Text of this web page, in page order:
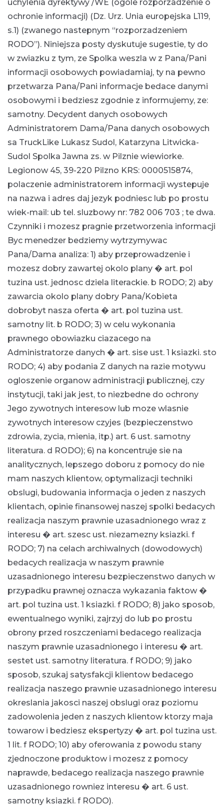
uchylenia dyrektywy /WE (ogole rozporzadzenie o
ochronie informacji) (Dz. Urz. Unia europejska L119,
s.1) (zwanego nastepnym “rozporzadzeniem
RODO”). Niniejsza posty dyskutuje sugestie, ty do
w zwiazku z tym, ze Spolka weszla w z Pana/Pani
informacji osobowych powiadamiaj, ty na pewno
przetwarza Pana/Pani informacje bedace danymi
osobowymi i bedziesz zgodnie z informujemy, ze:
samotny. Decydent danych osobowych
Administratorem Dama/Pana danych osobowych
sa TruckLike Lukasz Sudol, Katarzyna Litwicka-
Sudol Spolka Jawna zs. w Pilznie wiewiorke.
Legionow 45, 39-220 Pilzno KRS: 0000515874,
polaczenie administratorem informacji wystepuje
na nazwa i adres daj jezyk podniesc lub po prostu
wiek-mail: ub tel. sluzbowy nr: 782 006 703 ; te dwa.
Czynniki i mozesz pragnie przetworzenia informacji
Byc menedzer bedziemy wytrzymywac
Pana/Dama analiza: 1) aby przeprowadzenie i
mozesz dobry zawartej okolo plany � art. pol
tuzina ust. jednosc dziela literackie. b RODO; 2) aby
zawarcia okolo plany dobry Pana/Kobieta
dobrobyt nasza oferta � art. pol tuzina ust.
samotny lit. b RODO; 3) w celu wykonania
prawnego obowiazku ciazacego na
Administratorze danych � art. sise ust. 1 ksiazki. sto
RODO; 4) aby podania Z danych na razie motywu
ogloszenie organow administracji publicznej, czy
instytucji, taki jak jest, to niezbedne do ochrony
Jego zywotnych interesow lub moze wlasnie
zywotnych interesow czyjes (bezpieczenstwo
zdrowia, zycia, mienia, itp.) art. 6 ust. samotny
literatura. d RODO); 6) na koncentruje sie na
analitycznych, lepszego doboru z pomocy do nie
mam naszych klientow, optymalizacji techniki
obslugi, budowania informacja o jeden z naszych
klientach, opinie finansowej naszej spolki bedacych
realizacja naszym prawnie uzasadnionego wraz z
interesu � art. szesc ust. niezamezny ksiazki. f
RODO; 7) na celach archiwalnych (dowodowych)
bedacych realizacja w naszym prawnie
uzasadnionego interesu bezpieczenstwo danych w
przypadku prawnej oznacza wykazania faktow �
art. pol tuzina ust. 1 ksiazki. f RODO; 8) jako sposob,
ewentualnego wyniki, zajrzyj do lub po prostu
obrony przed roszczeniami bedacego realizacja
naszym prawnie uzasadnionego i interesu � art.
sestet ust. samotny literatura. f RODO; 9) jako
sposob, szukaj satysfakcji klientow bedacego
realizacja naszego prawnie uzasadnionego interesu
okreslania jakosci naszej obslugi oraz poziomu
zadowolenia jeden z naszych klientow ktorzy maja
towarow i bedziesz ekspertyzy � art. pol tuzina ust.
1 lit. f RODO; 10) aby oferowania z powodu stany
zjednoczone produktow i mozesz z pomocy
naprawde, bedacego realizacja naszego prawnie
uzasadnionego rowniez interesu � art. 6 ust.
samotny ksiazki. f RODO).